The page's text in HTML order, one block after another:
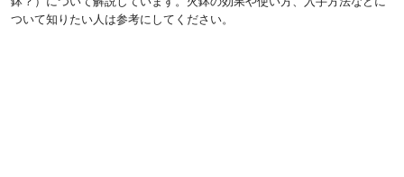
ついて知りたい人は参考にしてください。